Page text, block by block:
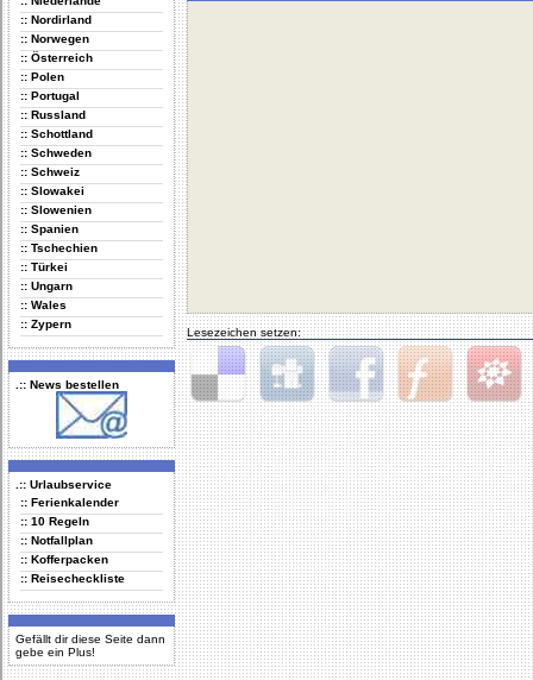
:: Nordirland
:: Norwegen
:: Österreich
:: Polen
:: Portugal
:: Russland
:: Schottland
:: Schweden
:: Schweiz
:: Slowakei
:: Slowenien
:: Spanien
:: Tschechien
:: Türkei
:: Ungarn
:: Wales
:: Zypern
.:: News bestellen
.:: Urlaubservice
:: Ferienkalender
:: 10 Regeln
:: Notfallplan
:: Kofferpacken
:: Reisecheckliste
Gefällt dir diese Seite dann
gebe ein Plus!
Lesezeichen setzen:
Delicious Digg Facebook Furl StudiVZ